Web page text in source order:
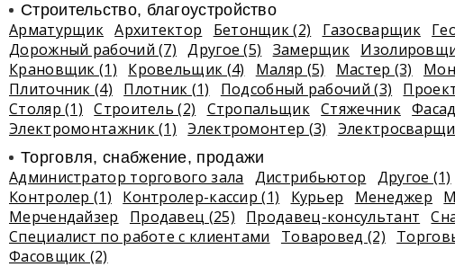
Строительство, благоустройство
Арматурщик Архитектор Бетонщик (2) Газосварщик
Дорожный рабочий (7)
Другое (5) Замерщик
Крановщик (1)
Кровельщик (4) Маляр (5) Мастер (3)
Плиточник (4)
Плотник (1) Подсобный рабочий (3)
Столяр (1)
Строитель (2) Стропальщик Стяжечник
Электромонтажник (1)
Электромонтер (3)
Торговля, снабжение, продажи
Администратор торгового зала Дистрибьютор Другое (1)
Контролер (1)
Контролер-кассир (1) Курьер Менеджер
Мерчендайзер
Продавец (25) Продавец-консультант
Специалист по работе с клиентами
Товаровед (2)
Фасовщик (2)